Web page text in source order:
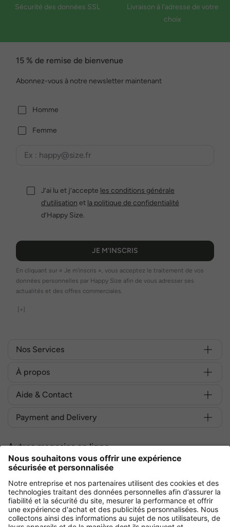
Sécurité des données SSL
Livraison à l'adresse de votre
choix
15 % de remise de bienvenue
Abonnez-vous à notre newsletter maintenant
Homme
Femme
J’ai lu et j’accepte les conditions générale
d’utilisation et la politique de confidentialité
d’Happy Size.
JE M'INSCRIS
En cliquant sur « Je m'inscris », vous acceptez le traitement de vos
données personnelles par Happy Size afin de vous adresser ses
actualités et des offres commerciales.
[+]
Nos Services
À propos
Aide & Contact
Payment and Delivery
Autres magasins en ligne
France
Achetez en toute sécurité avec :